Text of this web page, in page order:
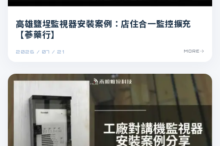
2026 / 07 / 21
高雄鹽埕監視器安裝案例：店住合一監控擴充
【蔘藥行】
MORE